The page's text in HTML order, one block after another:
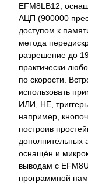
EFM8LB12,
АЦП (900000
доступом к
метода
разрешение до
практически
по скорости.
использовать
ИЛИ, НЕ,
например,
построив
дополнительных
оснащён и
выводам с
программной